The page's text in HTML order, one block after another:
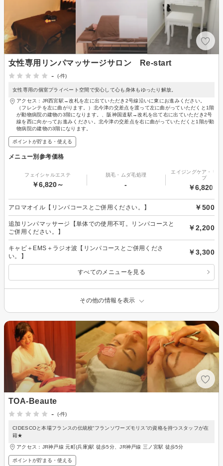
女性専用リンパマッサージサロン Re-start
-
(-件)
女性専用の個室プライベート空間で安心して心も身体もゆったり解放。
アクセス：JR西宮駅→改札を左に出ていただき2号線沿いに東にお進みください。
（フレンテを左に曲がります。）北今津の交差点を渡って左に曲がっていただくと1階
が動物病院の建物の3階になります。、阪神国道駅→改札を出て右に出ていただき2号
線を西に向かってお進みください。北今津の交差点を右に曲がっていただくと1階が動
物病院の建物の3階になります。
ポイントが貯まる・使える
メニュー別参考価格
フェイシャルエステ
￥6,820～
脱毛・ムダ毛処理
-
エイジングケア・リ
プ
￥6,820～
アロマオイル【リンパコースとご併用ください。】 ￥500
追加リンパマッサージ【単体での使用不可。リンパコースと
ご併用ください。】
￥2,200
キャビ＋EMS＋ラジオ波【リンパコースとご併用くださ
い。】
￥3,300
すべてのメニューを見る
その他の情報を表示
TOA‐Beaute
-
(-件)
CIDESCOと本場フランスの伝統校“フランソワーズモリス”の資格を持つスタッフが在
籍★
アクセス：JR神戸線 元町(兵庫)駅 徒歩5分、JR神戸線 三ノ宮駅 徒歩5分
ポイントが貯まる・使える